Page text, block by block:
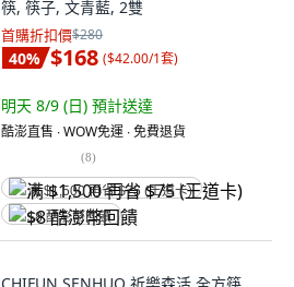
筷, 筷子, 文青藍, 2雙
首購折扣價$280
40% $168 ($42.00/1套)
明天 8/9 (日) 預計送達
酷澎直售 ∙ WOW免運 ∙ 免費退貨
(8)
满 $1,500 再省 $75 (王道卡)
$8 酷澎幣回饋